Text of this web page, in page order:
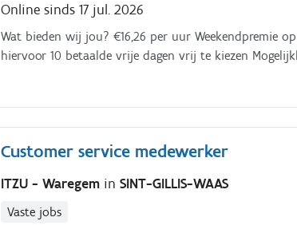
Online sinds 17 jul. 2026
Wat bieden wij jou? €16,26 per uur Weekendpremie
hiervoor 10 betaalde vrije dagen vrij te kiezen
Customer service medewerker
ITZU - Waregem inSINT-GILLIS-WAAS
Vaste jobs